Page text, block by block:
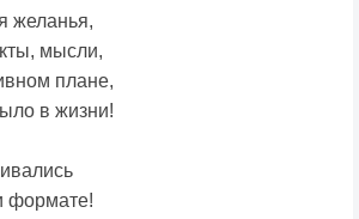
желанья,
мысли,
плане,
в жизни!
формате!